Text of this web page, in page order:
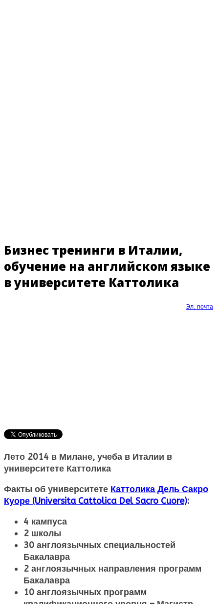
Бизнес тренинги в Италии,
обучение на английском языке
в университете Каттолика
Эл. почта
Лето 2014 в Милане, учеба в Италии в
университете Каттолика
Факты об университете Каттолика Дель Сакро
Куоре (Universita Cattolica Del Sacro Cuore):
4 кампуса
2 школы
30 англоязычных специальностей
Бакалавра
2 англоязычных направления программ
Бакалавра
10 англоязычных программ